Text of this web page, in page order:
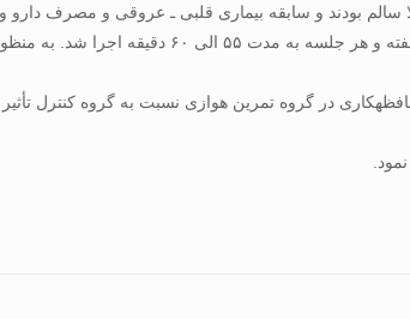
هوازی با شدت ۶۵ الی ۷۵ درصد ضربان قلب ذخیره بود.